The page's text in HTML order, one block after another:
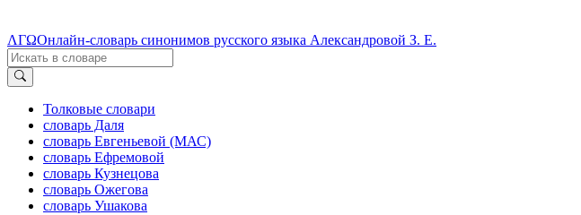
ΛΓΩОнлайн-словарь синонимов русского языка Александровой З. Е.
Толковые словари
словарь Даля
словарь Евгеньевой (МАС)
словарь Ефремовой
словарь Кузнецова
словарь Ожегова
словарь Ушакова